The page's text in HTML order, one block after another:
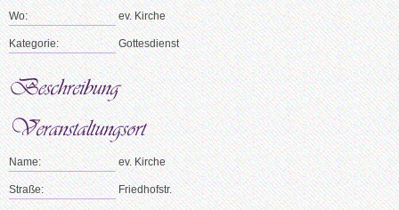
Wo: ev. Kirche
Kategorie: Gottesdienst
Name: ev. Kirche
Straße: Friedhofstr.